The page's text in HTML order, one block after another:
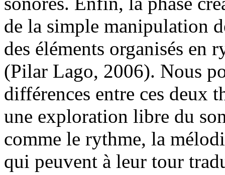
de la simple manipulation
des éléments organisés en
(Pilar Lago, 2006). Nous
différences entre ces deux
une exploration libre du
comme le rythme, la
qui peuvent à leur tour